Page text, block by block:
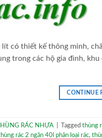
lít có thiết kế thông minh,
trong các hộ gia đình,
CONTINUE
RÁC NHỰA Tagged thùng
rác 2 ngăn 40l phân loại rác,